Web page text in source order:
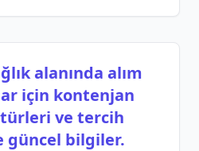
alanında alım
için kontenjan
türleri ve tercih
güncel bilgiler.